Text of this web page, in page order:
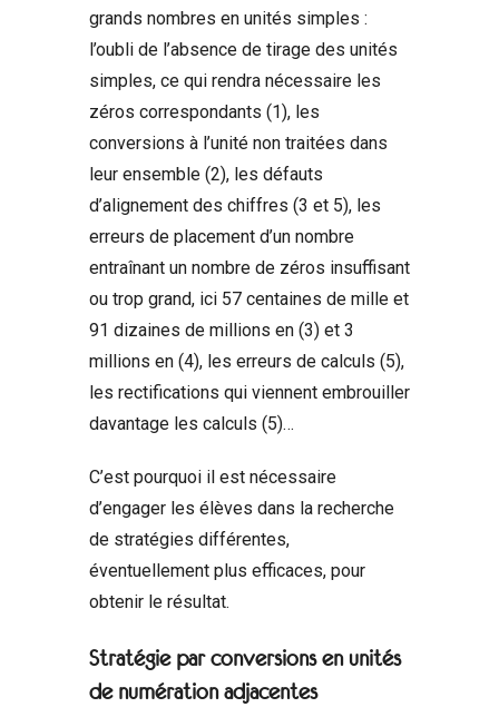
grands nombres en unités simples :
l’oubli de l’absence de tirage des unités
simples, ce qui rendra nécessaire les
zéros correspondants (1), les
conversions à l’unité non traitées dans
leur ensemble (2), les défauts
d’alignement des chiffres (3 et 5), les
erreurs de placement d’un nombre
entraînant un nombre de zéros insuffisant
ou trop grand, ici 57 centaines de mille et
91 dizaines de millions en (3) et 3
millions en (4), les erreurs de calculs (5),
les rectifications qui viennent embrouiller
davantage les calculs (5)…
C’est pourquoi il est nécessaire
d’engager les élèves dans la recherche
de stratégies différentes,
éventuellement plus efficaces, pour
obtenir le résultat.
Stratégie par conversions en unités
de numération adjacentes